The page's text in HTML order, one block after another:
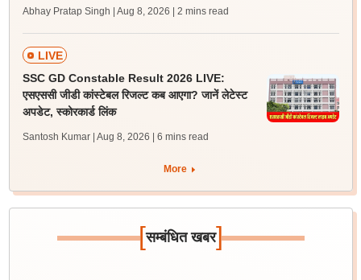
Abhay Pratap Singh | Aug 8, 2026 | 2 mins read
LIVE
SSC GD Constable Result 2026 LIVE:
एसएससी जीडी कांस्टेबल रिजल्ट कब आएगा? जानें लेटेस्ट
अपडेट, स्कोरकार्ड लिंक
Santosh Kumar | Aug 8, 2026 | 6 mins read
More
[सम्बंधित खबर]